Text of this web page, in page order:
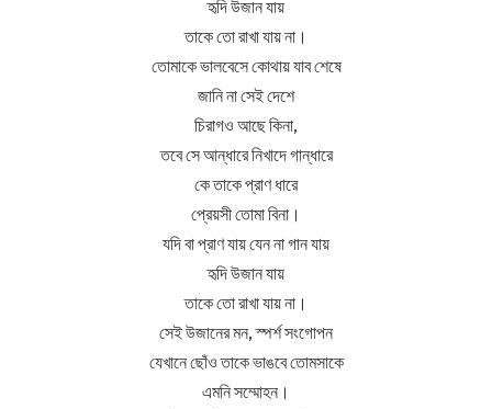
হৃদি উজান যায়
তাকে তো রাখা যায় না।
তোমাকে ভালবেসে কোথায় যাব শেষে
জানি না সেই দেশে
চিরাগও আছে কিনা,
তবে সে আন্ধারে নিখাদে গান্ধারে
কে তাকে প্রাণ ধারে
প্রেয়সী তোমা বিনা।
যদি বা প্রাণ যায় যেন না গান যায়
হৃদি উজান যায়
তাকে তো রাখা যায় না।
সেই উজানের মন, স্পর্শ সংগোপন
যেখানে ছোঁও তাকে ভাঙবে তোমসাকে
এমনি সম্মোহন।